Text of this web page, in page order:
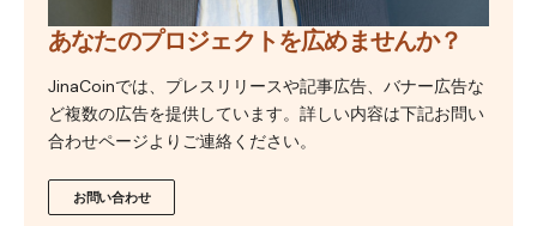
あなたのプロジェクトを広めませんか？
JinaCoinでは、プレスリリースや記事広告、バナー広告な
ど複数の広告を提供しています。詳しい内容は下記お問い
合わせページよりご連絡ください。
お問い合わせ